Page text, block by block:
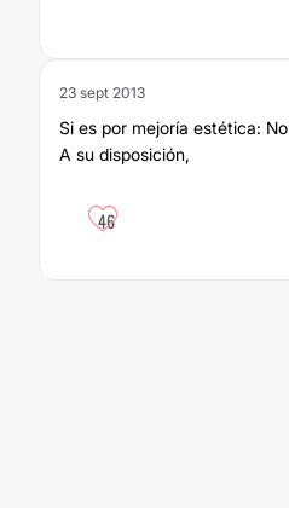
23 sept 2013
Si es por mejoría estética: No
A su disposición,
46